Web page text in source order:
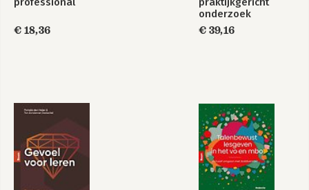
€ 18,36
onderzoek
€ 39,16